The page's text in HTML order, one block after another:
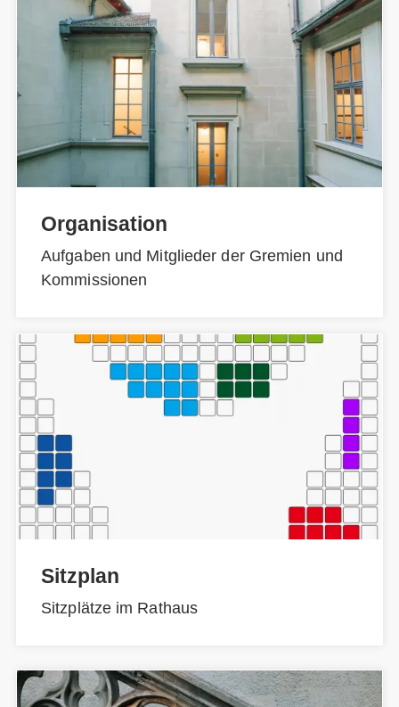
Organisation
Aufgaben und Mitglieder der Gremien und
Kommissionen
Sitzplan
Sitzplätze im Rathaus